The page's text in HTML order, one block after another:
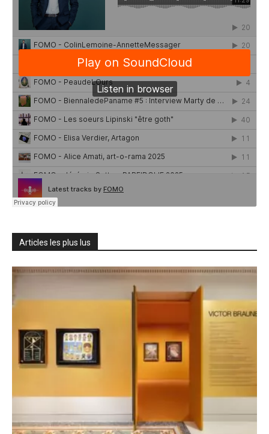
Articles les plus lus